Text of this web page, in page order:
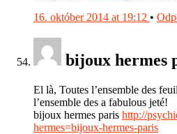
16. október 2014 at 19:12 •
bijoux hermes
El là, Toutes l’ensemble des
l’ensemble des a fabulous jeté!
bijoux hermes paris http://
hermes=bijoux-hermes-paris